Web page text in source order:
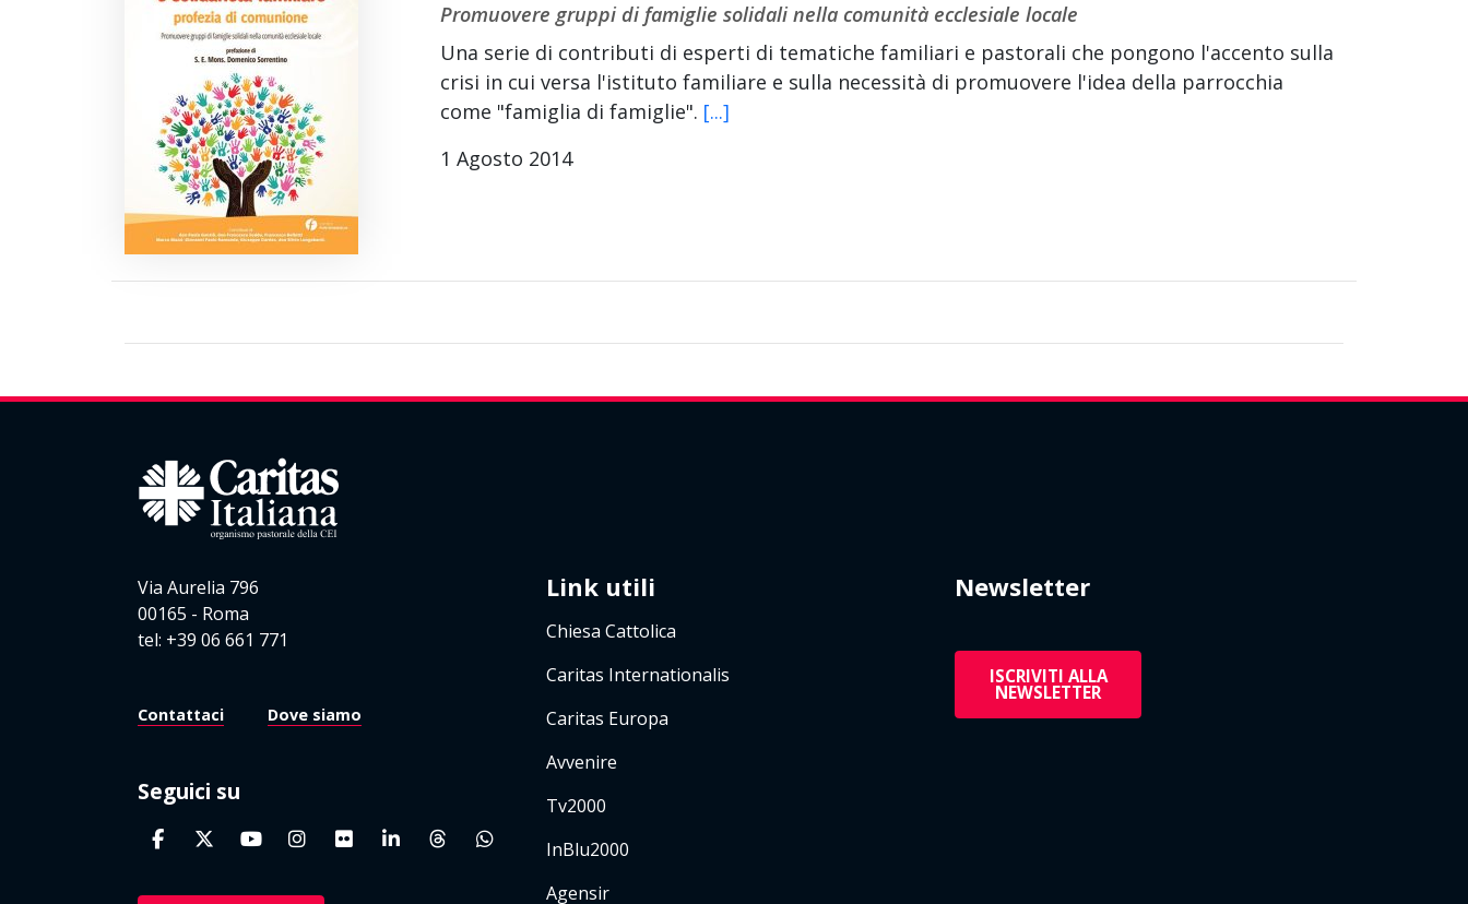
Promuovere gruppi di famiglie solidali nella comunità ecclesiale locale
Una serie di contributi di esperti di tematiche familiari e pastorali che pongono l'accento sulla
crisi in cui versa l'istituto familiare e sulla necessità di promuovere l'idea della parrocchia
come "famiglia di famiglie". [...]
1 Agosto 2014
Via Aurelia 796
00165 - Roma
tel: +39 06 661 771
Contattaci Dove siamo
Seguici su
Link utili
Chiesa Cattolica
Caritas Internationalis
Caritas Europa
Avvenire
Tv2000
InBlu2000
Agensir
Newsletter
ISCRIVITI ALLA
NEWSLETTER